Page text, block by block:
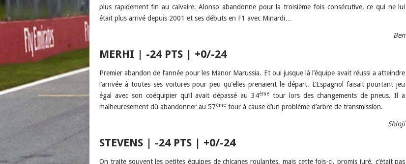
plus rapidement fin au calvaire. Alonso abandonne pour la troisième fois consécutive, ce qui ne lui
était plus arrivé depuis 2001 et ses débuts en F1 avec Minardi…
Ben
MERHI | -24 PTS | +0/-24
Premier abandon de l’année pour les Manor Marussia. Et oui jusque là l’équipe avait réussi a atteindre
l’arrivée à toutes ses voitures pour peu qu’elles prenaient le départ. L’Espagnol faisait pourtant jeu
égal avec son coéquipier qu’il avait dépassé au 34ème tour lors des changements de pneus. Il a
malheuresement dû abandonner au 57ème tour à cause d’un problème d’arbre de transmission.
Shinji
STEVENS | -24 PTS | +0/-24
On traite souvent les petites équipes de chicanes roulantes, mais cette fois-ci, promis juré, c’était pas